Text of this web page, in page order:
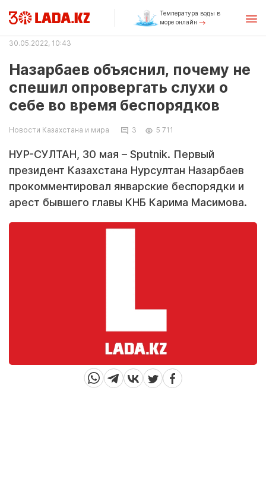
Температура воды в
море онлайн
30.05.2022, 10:43
Назарбаев объяснил, почему не
спешил опровергать слухи о
себе во время беспорядков
Новости Казахстана и мира 3 5 711
НУР-СУЛТАН, 30 мая – Sputnik. Первый
президент Казахстана Нурсултан Назарбаев
прокомментировал январские беспорядки и
арест бывшего главы КНБ Карима Масимова.